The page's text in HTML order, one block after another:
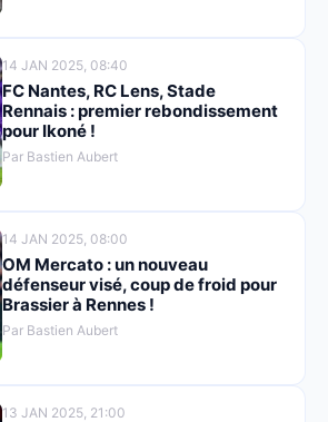
14 JAN 2025, 08:40
FC Nantes, RC Lens, Stade
Rennais : premier rebondissement
pour Ikoné !
Par Bastien Aubert
14 JAN 2025, 08:00
OM Mercato : un nouveau
défenseur visé, coup de froid pour
Brassier à Rennes !
Par Bastien Aubert
13 JAN 2025, 21:00